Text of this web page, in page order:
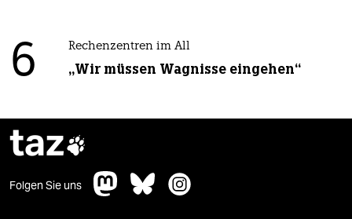
6 Rechenzentren im All
„Wir müssen Wagnisse eingehen“
taz
Folgen Sie uns